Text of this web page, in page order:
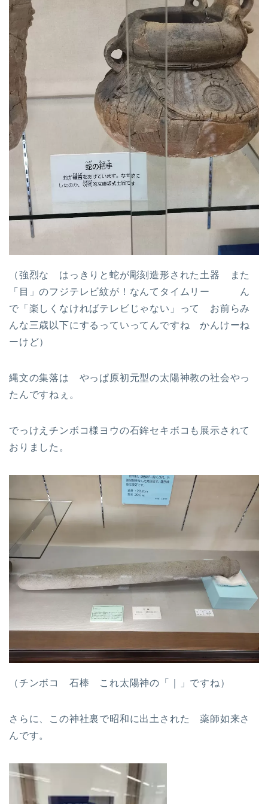
（強烈な はっきりと蛇が彫刻造形された土器 また
「目」のフジテレビ紋が！なんてタイムリー ん
で「楽しくなければテレビじゃない」って お前らみ
んな三歳以下にするっていってんですね かんけーね
ーけど）
縄文の集落は やっぱ原初元型の太陽神教の社会やっ
たんですねぇ。
でっけえチンボコ様ヨウの石鉾セキボコも展示されて
おりました。
（チンボコ 石棒 これ太陽神の「｜」ですね）
さらに、この神社裏で昭和に出土された 薬師如来さ
んです。